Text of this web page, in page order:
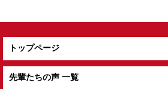
トップページ
先輩たちの声 一覧